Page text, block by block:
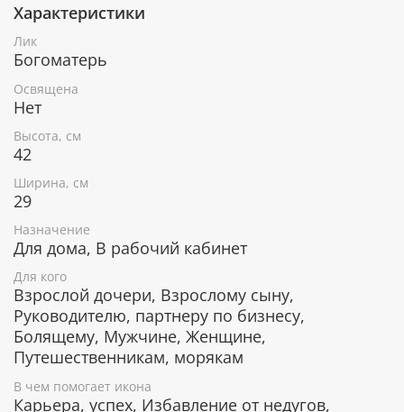
При окончательном оформлении образа
использовались специальные фронтажные грунты,
выравнивающие лаки и темперные краски.
В чем помогает икона "Успение
Исцеление даже от самых тяжелых недугов.
Наставление на путь истинный.
Избавление от зла и напастей.
Обретение душевного покоя.
Помощь в делах.
Защита в пути.
Гарантия подлинности
Характеристики
Лик
Богоматерь
Освящена
Нет
Высота, см
42
Ширина, см
29
Назначение
Для дома, В рабочий кабинет
Для кого
Взрослой дочери, Взрослому сыну,
Руководителю, партнеру по бизнесу,
Болящему, Мужчине, Женщине,
Путешественникам, морякам
В чем помогает икона
Карьера, успех, Избавление от недугов,